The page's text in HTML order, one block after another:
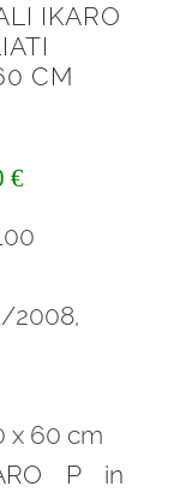
IKARO
CM
€Il
attuale
2008,
x 60 cm
P in